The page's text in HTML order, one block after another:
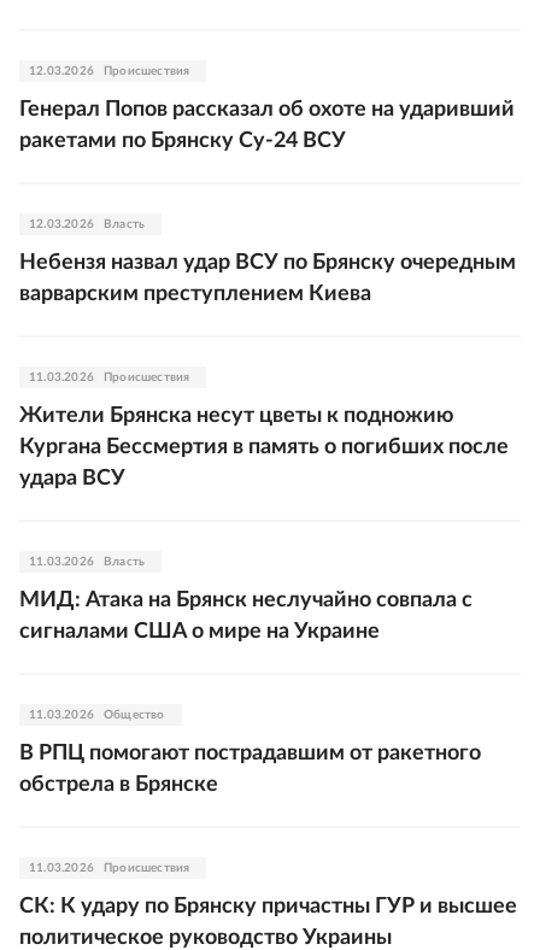
12.03.2026 Происшествия
Генерал Попов рассказал об охоте на ударивший
ракетами по Брянску Су-24 ВСУ
12.03.2026 Власть
Небензя назвал удар ВСУ по Брянску очередным
варварским преступлением Киева
11.03.2026 Происшествия
Жители Брянска несут цветы к подножию
Кургана Бессмертия в память о погибших после
удара ВСУ
11.03.2026 Власть
МИД: Атака на Брянск неслучайно совпала с
сигналами США о мире на Украине
11.03.2026 Общество
В РПЦ помогают пострадавшим от ракетного
обстрела в Брянске
11.03.2026 Происшествия
СК: К удару по Брянску причастны ГУР и высшее
политическое руководство Украины